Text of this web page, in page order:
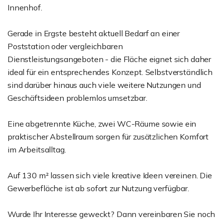
Innenhof.
Gerade in Ergste besteht aktuell Bedarf an einer
Poststation oder vergleichbaren
Dienstleistungsangeboten - die Fläche eignet sich daher
ideal für ein entsprechendes Konzept. Selbstverständlich
sind darüber hinaus auch viele weitere Nutzungen und
Geschäftsideen problemlos umsetzbar.
Eine abgetrennte Küche, zwei WC-Räume sowie ein
praktischer Abstellraum sorgen für zusätzlichen Komfort
im Arbeitsalltag.
Auf 130 m² lassen sich viele kreative Ideen vereinen. Die
Gewerbefläche ist ab sofort zur Nutzung verfügbar.
Wurde Ihr Interesse geweckt? Dann vereinbaren Sie noch